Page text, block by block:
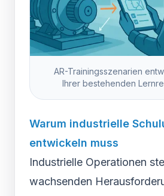
AR-Trainingsszenarien
Ihrer bestehenden
Warum industrielle
entwickeln muss
Industrielle Operationen
wachsenden